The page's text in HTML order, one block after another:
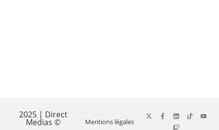
2025 | Direct
Medias © Mentions légales